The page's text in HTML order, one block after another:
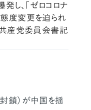
し、「ゼロコロナ
度変更を迫られ
共産党委員会書記
鎖）が中国を揺